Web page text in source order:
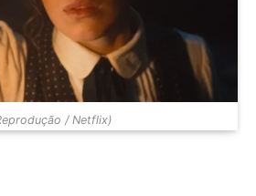
/ Netflix)